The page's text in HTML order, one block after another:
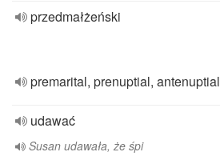
przedmałżeński
premarital, prenuptial, antenuptial
udawać
Susan udawała, że śpi